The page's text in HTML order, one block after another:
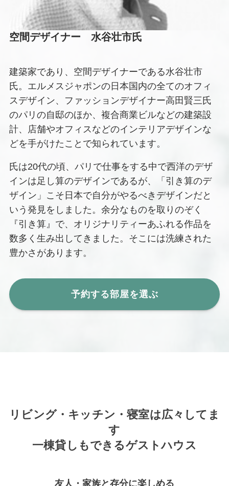
空間デザイナー 水谷壮市氏
建築家であり、空間デザイナーである水谷壮市
氏。エルメスジャポンの日本国内の全てのオフィ
スデザイン、ファッションデザイナー高田賢三氏
のパリの自邸のほか、複合商業ビルなどの建築設
計、店舗やオフィスなどのインテリアデザインな
どを手がけたことで知られています。
氏は20代の頃、パリで仕事をする中で西洋のデザ
インは足し算のデザインであるが、「引き算のデ
ザイン」こそ日本で自分がやるべきデザインだと
いう発見をしました。余分なものを取りのぞく
『引き算』で、オリジナリティーあふれる作品を
数多く生み出してきました。そこには洗練された
豊かさがあります。
予約する部屋を選ぶ
リビング・キッチン・寝室は広々してま
す
一棟貸しもできるゲストハウス
友人・家族と存分に楽しめる